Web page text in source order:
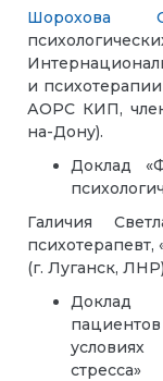
Шорохова
и
АОРС КИП,
на-Дону).
Доклад
Галичия
(г. Луганск,
Доклад